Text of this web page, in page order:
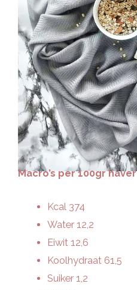
Macro’s per 100gr haver
Kcal 374
Water 12,2
Eiwit 12,6
Koolhydraat 61,5
Suiker 1,2